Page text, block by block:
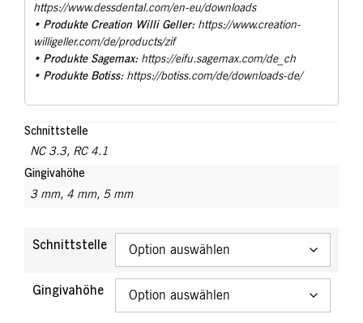
https://www.dessdental.com/en-eu/downloads
• Produkte Creation Willi Geller: https://www.creation-
willigeller.com/de/products/zif
• Produkte Sagemax: https://eifu.sagemax.com/de_ch
• Produkte Botiss: https://botiss.com/de/downloads-de/
Schnittstelle
NC 3.3, RC 4.1
Gingivahöhe
3 mm, 4 mm, 5 mm
Schnittstelle
Gingivahöhe